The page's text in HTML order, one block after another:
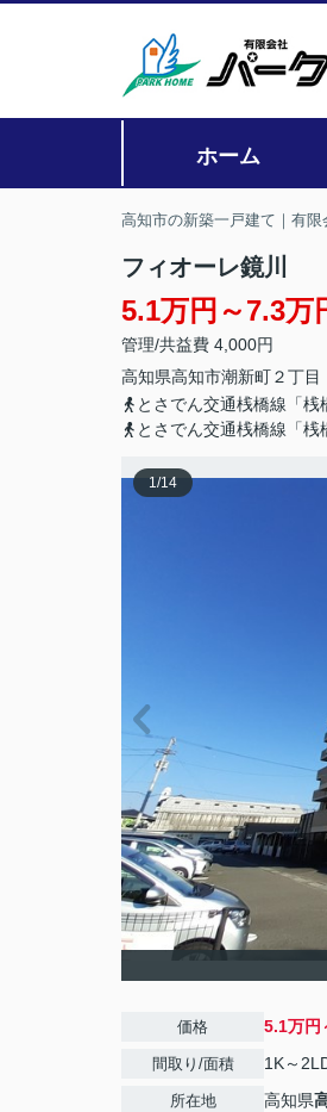
ホーム
高知市の新築一戸建て｜有限
フィオーレ鏡川
5.1万円～7.3万
管理/共益費 4,000円
高知県高知市潮新町２丁目
とさでん交通桟橋線「
とさでん交通桟橋線「
1/14
価格 5.1万円
間取り/面積 1K～
所在地 高知県